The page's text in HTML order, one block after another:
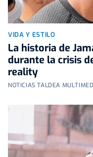
VIDA Y ESTILO
La historia de
durante la crisis
reality
NOTICIAS TALDEA